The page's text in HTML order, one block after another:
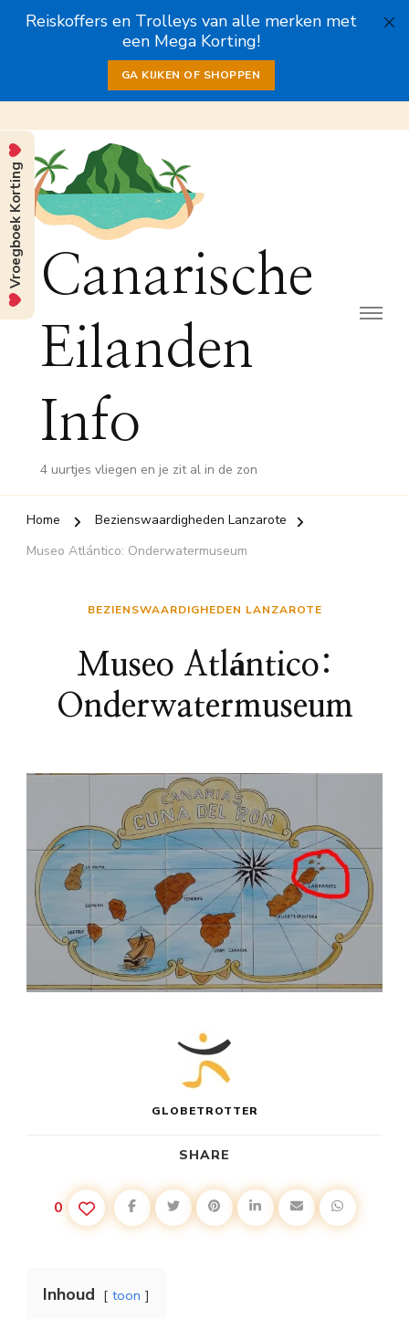
Reiskoffers en Trolleys van alle merken met
een Mega Korting!
GA KIJKEN OF SHOPPEN
Canarische
Eilanden
Info
4 uurtjes vliegen en je zit al in de zon
Home
Bezienswaardigheden Lanzarote
Museo Atlántico: Onderwatermuseum
BEZIENSWAARDIGHEDEN LANZAROTE
Museo Atlántico:
Onderwatermuseum
GLOBETROTTER
SHARE
0
Inhoud toon
Vroegboek Korting